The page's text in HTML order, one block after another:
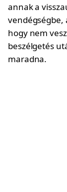
annak a
vendégségbe,
hogy nem
beszélgetés
maradna.